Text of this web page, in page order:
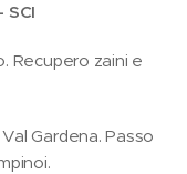
SCI
Recupero zaini e
Gardena. Passo